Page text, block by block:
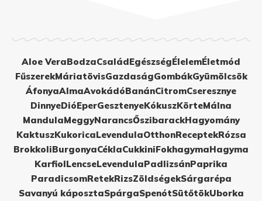
Aloe VeraBodzaCsaládEgészségÉlelemÉletmód
FűszerekMáriatövisGazdaságGombákGyümölcsök
ÁfonyaAlmaAvokádóBanánCitromCseresznye
DinnyeDióEperGesztenyeKókuszKörteMálna
MandulaMeggyNarancsŐszibarackHagyomány
KaktuszKukoricaLevendulaOtthonReceptekRózsa
BrokkoliBurgonyaCéklaCukkiniFokhagymaHagyma
KarfiolLencseLevendulaPadlizsánPaprika
ParadicsomRetekRizsZöldségekSárgarépa
Savanyú káposztaSpárgaSpenótSütőtökUborka